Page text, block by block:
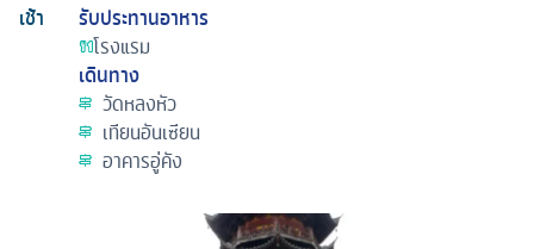
เช้า
รับประทานอาหาร
โรงแรม
เดินทาง
วัดหลงหัว
เทียนอันเซียน
อาคารอู่คัง